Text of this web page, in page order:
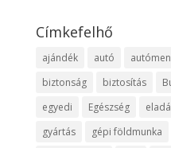
Címkefelhő
ajándék autó
biztonság
biztosítás
egyedi
Egészség
gyártás
gépi földmunka